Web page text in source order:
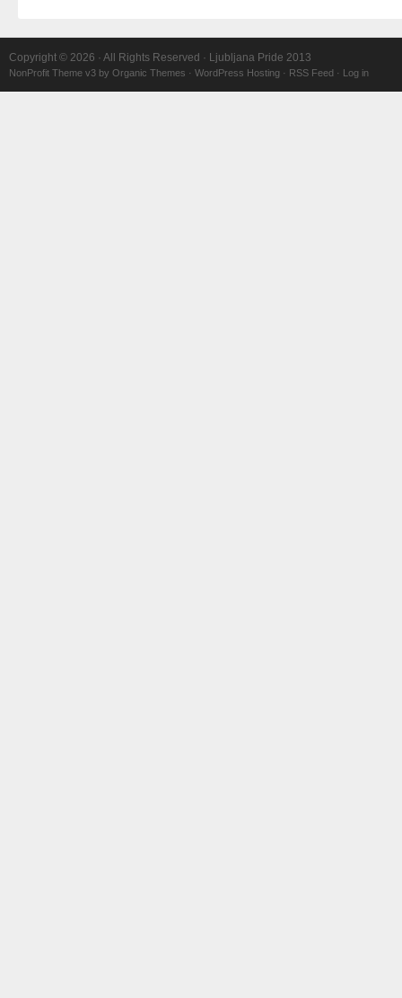
Copyright © 2026 · All Rights Reserved · Ljubljana Pride 2013
NonProfit Theme v3 by Organic Themes · WordPress Hosting · RSS Feed · Log in